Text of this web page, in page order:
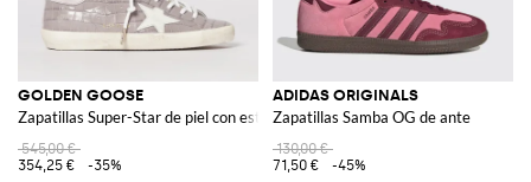
GOLDEN GOOSE
Zapatillas Super-Star de piel con estampado de cocodrilo
545,00 €
354,25 €
-35%
ADIDAS ORIGINALS
Zapatillas Samba OG de ante
130,00 €
71,50 €
-45%